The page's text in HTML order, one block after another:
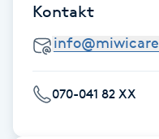
Hatha Yoga
Kontakt
070-041 82 XX